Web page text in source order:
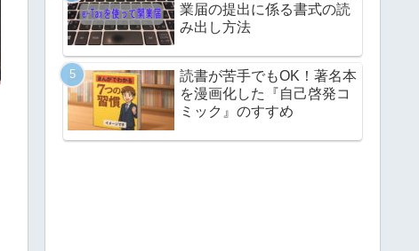
業届の提出に係る書式の読
み出し方法
読書が苦手でもOK！著名本
を漫画化した『自己啓発コ
ミック』のすすめ